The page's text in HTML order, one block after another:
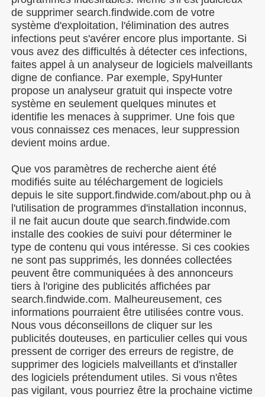
de supprimer search.findwide.com de votre
système d'exploitation, l'élimination des autres
infections peut s'avérer encore plus importante. Si
vous avez des difficultés à détecter ces infections,
faites appel à un analyseur de logiciels malveillants
digne de confiance. Par exemple, SpyHunter
propose un analyseur gratuit qui inspecte votre
système en seulement quelques minutes et
identifie les menaces à supprimer. Une fois que
vous connaissez ces menaces, leur suppression
devient moins ardue.
Que vos paramètres de recherche aient été
modifiés suite au téléchargement de logiciels
depuis le site support.findwide.com/about.php ou à
l'utilisation de programmes d'installation inconnus,
il ne fait aucun doute que search.findwide.com
installe des cookies de suivi pour déterminer le
type de contenu qui vous intéresse. Si ces cookies
ne sont pas supprimés, les données collectées
peuvent être communiquées à des annonceurs
tiers à l'origine des publicités affichées par
search.findwide.com. Malheureusement, ces
informations pourraient être utilisées contre vous.
Nous vous déconseillons de cliquer sur les
publicités douteuses, en particulier celles qui vous
pressent de corriger des erreurs de registre, de
supprimer des logiciels malveillants et d'installer
des logiciels prétendument utiles. Si vous n'êtes
pas vigilant, vous pourriez être la prochaine victime